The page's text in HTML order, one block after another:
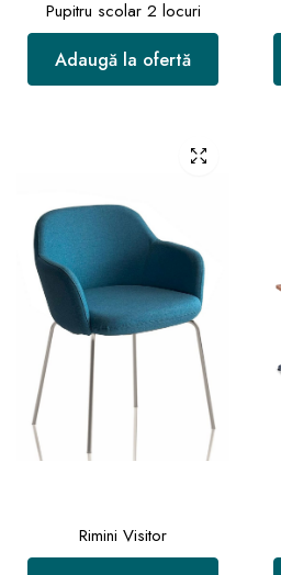
Pupitru scolar 2 locuri
Adaugă la ofertă
Rimini Visitor